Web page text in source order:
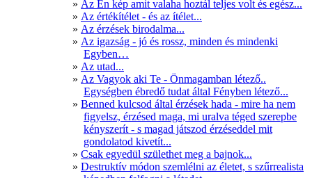
Az Én kép amit valaha hoztál teljes volt és egész...
Az értékítélet - és az ítélet...
Az érzések birodalma...
Az igazság - jó és rossz, minden és mindenki
Egyben…
Az utad...
Az Vagyok aki Te - Önmagamban létező..
Egységben ébredő tudat által Fényben létező...
Benned kulcsod által érzések hada - mire ha nem
figyelsz, érzésed maga, mi uralva téged szerepbe
kényszerít - s magad játszod érzéseddel mit
gondolatod kivetít...
Csak egyedül születhet meg a bajnok...
Destruktív módon szemlélni az életet, s szűrrealista